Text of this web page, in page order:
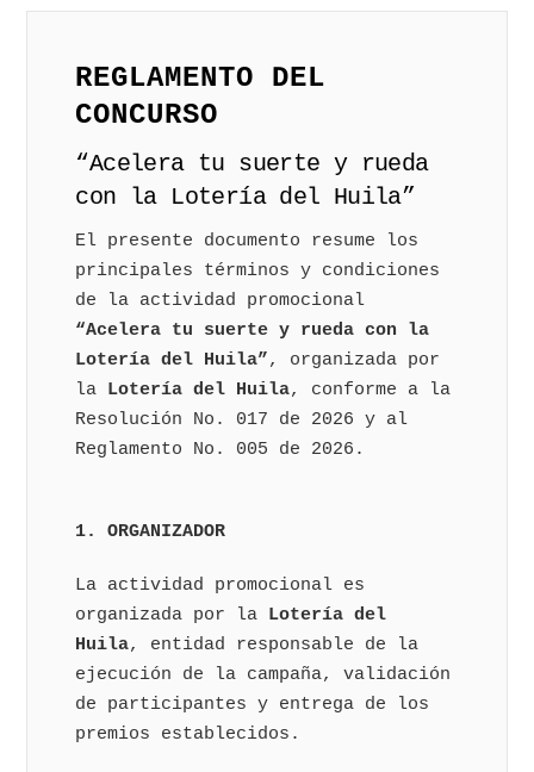
REGLAMENTO DEL
CONCURSO
“Acelera tu suerte y rueda
con la Lotería del Huila”
El presente documento resume los
principales términos y condiciones
de la actividad promocional
“Acelera tu suerte y rueda con la
Lotería del Huila”, organizada por
la Lotería del Huila, conforme a la
Resolución No. 017 de 2026 y al
Reglamento No. 005 de 2026.
1. ORGANIZADOR
La actividad promocional es
organizada por la Lotería del
Huila, entidad responsable de la
ejecución de la campaña, validación
de participantes y entrega de los
premios establecidos.